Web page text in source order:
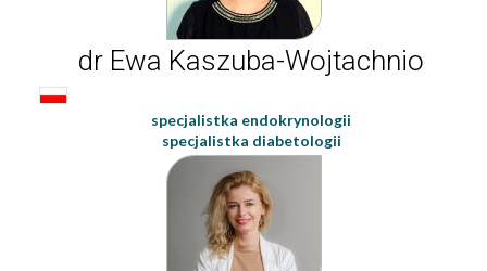
dr Ewa Kaszuba-Wojtachnio
specjalistka endokrynologii
specjalistka diabetologii